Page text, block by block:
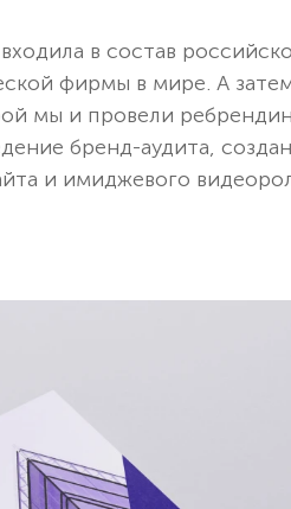
в состав
фирмы в мире. А
мы и провели
бренд-аудита,
и имиджевого